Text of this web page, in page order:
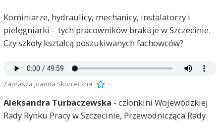
Kominiarze, hydraulicy, mechanicy, instalatorzy i
pielęgniarki – tych pracowników brakuje w Szczecinie.
Czy szkoły kształcą poszukiwanych fachowców?
Zaprasza Joanna Skonieczna
Aleksandra Turbaczewska - członkini Wojewódzkiej
Rady Rynku Pracy w Szczecinie, Przewodnicząca Rady